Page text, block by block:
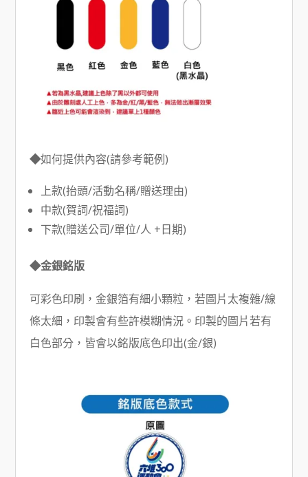
◆如何提供內容(請參考範例)
上款(抬頭/活動名稱/贈送理由)
中款(賀詞/祝福詞)
下款(贈送公司/單位/人 +日期)
◆金銀銘版
可彩色印刷，金銀箔有細小顆粒，若圖片太複雜/線
條太細，印製會有些許模糊情況。印製的圖片若有
白色部分，皆會以銘版底色印出(金/銀)